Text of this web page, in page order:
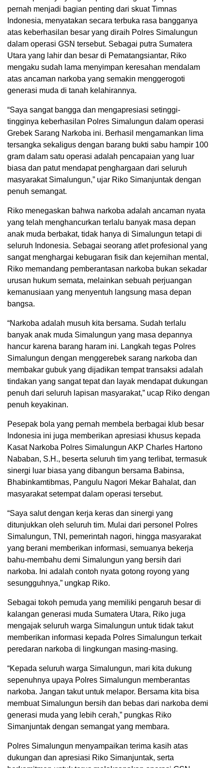
pernah menjadi bagian penting dari skuat Timnas
Indonesia, menyatakan secara terbuka rasa bangganya
atas keberhasilan besar yang diraih Polres Simalungun
dalam operasi GSN tersebut. Sebagai putra Sumatera
Utara yang lahir dan besar di Pematangsiantar, Riko
mengaku sudah lama menyimpan keresahan mendalam
atas ancaman narkoba yang semakin menggerogoti
generasi muda di tanah kelahirannya.
“Saya sangat bangga dan mengapresiasi setinggi-
tingginya keberhasilan Polres Simalungun dalam operasi
Grebek Sarang Narkoba ini. Berhasil mengamankan lima
tersangka sekaligus dengan barang bukti sabu hampir 100
gram dalam satu operasi adalah pencapaian yang luar
biasa dan patut mendapat penghargaan dari seluruh
masyarakat Simalungun,” ujar Riko Simanjuntak dengan
penuh semangat.
Riko menegaskan bahwa narkoba adalah ancaman nyata
yang telah menghancurkan terlalu banyak masa depan
anak muda berbakat, tidak hanya di Simalungun tetapi di
seluruh Indonesia. Sebagai seorang atlet profesional yang
sangat menghargai kebugaran fisik dan kejernihan mental,
Riko memandang pemberantasan narkoba bukan sekadar
urusan hukum semata, melainkan sebuah perjuangan
kemanusiaan yang menyentuh langsung masa depan
bangsa.
“Narkoba adalah musuh kita bersama. Sudah terlalu
banyak anak muda Simalungun yang masa depannya
hancur karena barang haram ini. Langkah tegas Polres
Simalungun dengan menggerebek sarang narkoba dan
membakar gubuk yang dijadikan tempat transaksi adalah
tindakan yang sangat tepat dan layak mendapat dukungan
penuh dari seluruh lapisan masyarakat,” ucap Riko dengan
penuh keyakinan.
Pesepak bola yang pernah membela berbagai klub besar
Indonesia ini juga memberikan apresiasi khusus kepada
Kasat Narkoba Polres Simalungun AKP Charles Hartono
Nababan, S.H., beserta seluruh tim yang terlibat, termasuk
sinergi luar biasa yang dibangun bersama Babinsa,
Bhabinkamtibmas, Pangulu Nagori Mekar Bahalat, dan
masyarakat setempat dalam operasi tersebut.
“Saya salut dengan kerja keras dan sinergi yang
ditunjukkan oleh seluruh tim. Mulai dari personel Polres
Simalungun, TNI, pemerintah nagori, hingga masyarakat
yang berani memberikan informasi, semuanya bekerja
bahu-membahu demi Simalungun yang bersih dari
narkoba. Ini adalah contoh nyata gotong royong yang
sesungguhnya,” ungkap Riko.
Sebagai tokoh pemuda yang memiliki pengaruh besar di
kalangan generasi muda Sumatera Utara, Riko juga
mengajak seluruh warga Simalungun untuk tidak takut
memberikan informasi kepada Polres Simalungun terkait
peredaran narkoba di lingkungan masing-masing.
“Kepada seluruh warga Simalungun, mari kita dukung
sepenuhnya upaya Polres Simalungun memberantas
narkoba. Jangan takut untuk melapor. Bersama kita bisa
membuat Simalungun bersih dan bebas dari narkoba demi
generasi muda yang lebih cerah,” pungkas Riko
Simanjuntak dengan semangat yang membara.
Polres Simalungun menyampaikan terima kasih atas
dukungan dan apresiasi Riko Simanjuntak, serta